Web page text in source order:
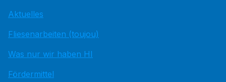
Aktuelles
Fliesenarbeiten (toujou)
Was nur wir haben HI
Fördermittel